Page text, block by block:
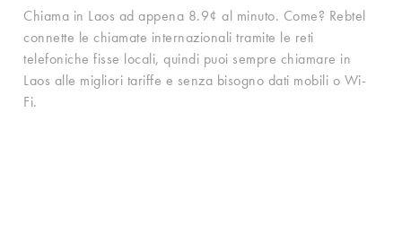
Chiama in Laos ad appena 8.9¢ al minuto. Come? Rebtel
connette le chiamate internazionali tramite le reti
telefoniche fisse locali, quindi puoi sempre chiamare in
Laos alle migliori tariffe e senza bisogno dati mobili o Wi-
Fi.